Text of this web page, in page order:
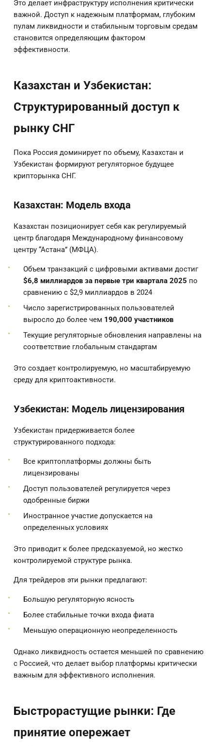
Это делает инфраструктуру исполнения критически
важной. Доступ к надежным платформам, глубоким
пулам ликвидности и стабильным торговым средам
становится определяющим фактором
эффективности.
Казахстан и Узбекистан:
Структурированный доступ к
рынку СНГ
Пока Россия доминирует по объему, Казахстан и
Узбекистан формируют регуляторное будущее
крипторынка СНГ.
Казахстан: Модель входа
Казахстан позиционирует себя как регулируемый
центр благодаря Международному финансовому
центру “Астана” (МФЦА).
Объем транзакций с цифровыми активами достиг
$6,8 миллиардов за первые три квартала 2025 по
сравнению с $2,9 миллиардов в 2024
Число зарегистрированных пользователей
выросло до более чем 190,000 участников
Текущие регуляторные обновления направлены на
соответствие глобальным стандартам
Это создает контролируемую, но масштабируемую
среду для криптоактивности.
Узбекистан: Модель лицензирования
Узбекистан придерживается более
структурированного подхода:
Все криптоплатформы должны быть
лицензированы
Доступ пользователей регулируется через
одобренные биржи
Иностранное участие допускается на
определенных условиях
Это приводит к более предсказуемой, но жестко
контролируемой структуре рынка.
Для трейдеров эти рынки предлагают:
Большую регуляторную ясность
Более стабильные точки входа фиата
Меньшую операционную неопределенность
Однако ликвидность остается меньшей по сравнению
с Россией, что делает выбор платформы критически
важным для эффективного исполнения.
Быстрорастущие рынки: Где
принятие опережает